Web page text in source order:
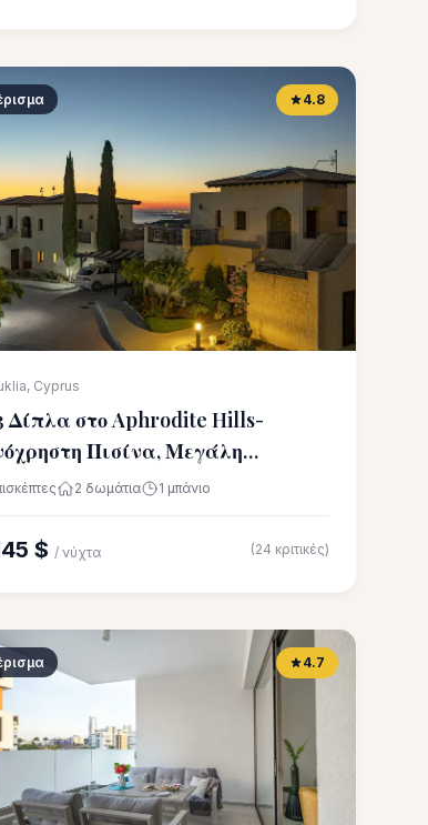
4.8
Cyprus
Δίπλα στο Aphrodite Hills-
Πισίνα, Μεγάλη
2 δωμάτια 1 μπάνιο
$ / νύχτα (24 κριτικές)
4.7